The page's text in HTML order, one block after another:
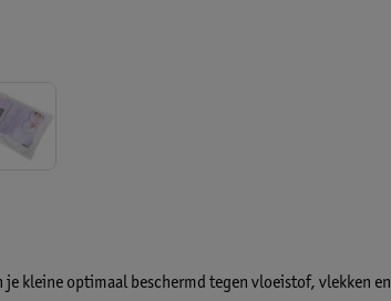
kleine optimaal beschermd tegen vloeistof, vlekken en